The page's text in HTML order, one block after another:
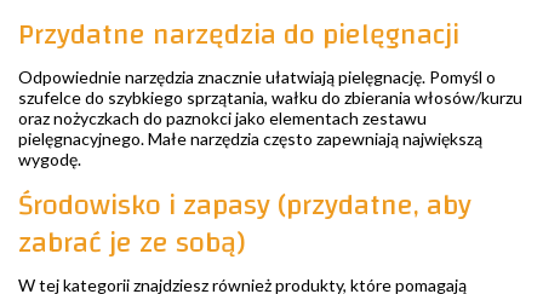
Przydatne narzędzia do pielęgnacji
Odpowiednie narzędzia znacznie ułatwiają pielęgnację. Pomyśl o
szufelce do szybkiego sprzątania, wałku do zbierania włosów/kurzu
oraz nożyczkach do paznokci jako elementach zestawu
pielęgnacyjnego. Małe narzędzia często zapewniają największą
wygodę.
Środowisko i zapasy (przydatne, aby
zabrać je ze sobą)
W tej kategorii znajdziesz również produkty, które pomagają